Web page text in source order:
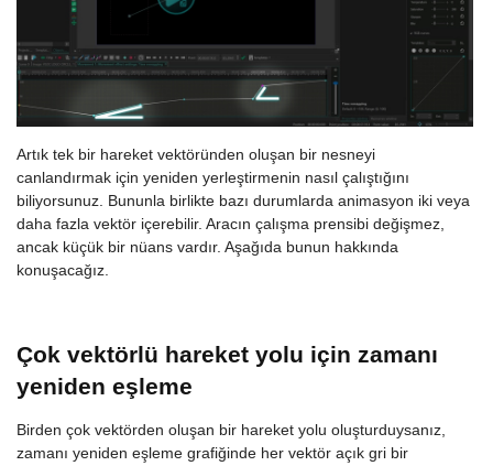
Artık tek bir hareket vektöründen oluşan bir nesneyi
canlandırmak için yeniden yerleştirmenin nasıl çalıştığını
biliyorsunuz. Bununla birlikte bazı durumlarda animasyon iki veya
daha fazla vektör içerebilir. Aracın çalışma prensibi değişmez,
ancak küçük bir nüans vardır. Aşağıda bunun hakkında
konuşacağız.
Çok vektörlü hareket yolu için zamanı
yeniden eşleme
Birden çok vektörden oluşan bir hareket yolu oluşturduysanız,
zamanı yeniden eşleme grafiğinde her vektör açık gri bir